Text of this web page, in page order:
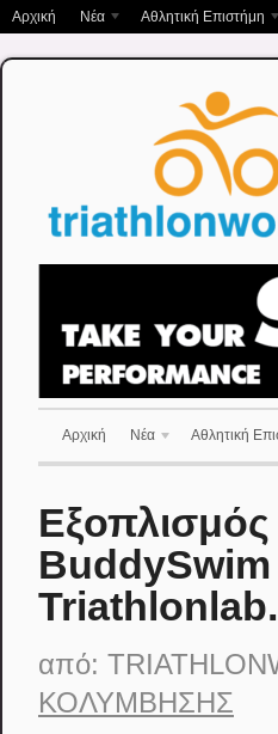
Αρχική Νέα Αθλητική Επιστήμη
Αρχική Νέα Αθλητική
από:
ΚΟΛΎΜΒΗΣΗΣ